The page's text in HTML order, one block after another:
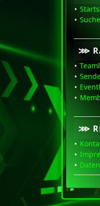
Suche
⋙
⋙